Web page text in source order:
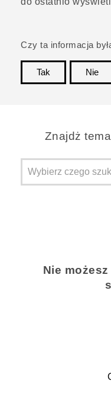
Czy ta informacja
Tak
Nie
Znajdż
Nie